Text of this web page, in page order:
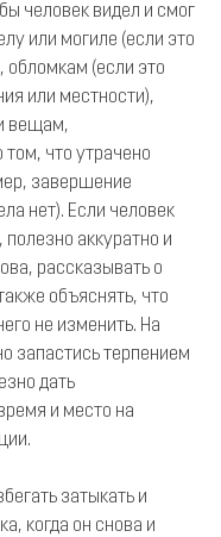
человек видел и смог
или могиле (если это
обломкам (если это
или местности),
вещам,
что утрачено
завершение
нет). Если человек
аккуратно и
рассказывать о
объяснять, что
не изменить. На
запастись терпением
дать
и место на
затыкать и
когда он снова и